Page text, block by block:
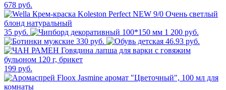
678 руб.
35 руб.
1 200 руб.
330 руб.
46.93 руб.
199 руб.